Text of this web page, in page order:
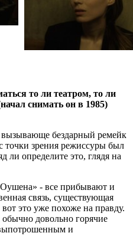
то ли театром, то ли
снимать он в 1985)
вызывающе бездарный ремейк
точки зрения режиссуры был
определите это, глядя на
Оушена» - все прибывают и
связь, существующая
это уже похоже на правду.
довольно горячие
и